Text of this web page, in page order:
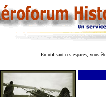
En utilisant ces espaces, vous